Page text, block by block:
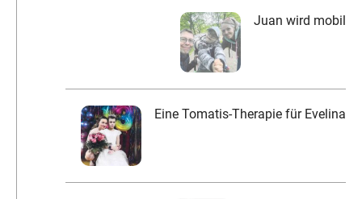
Juan wird mobil
Eine Tomatis-Therapie für Evelina